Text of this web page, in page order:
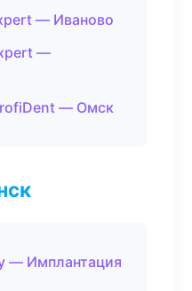
— Иваново
—
— Омск
— Имплантация